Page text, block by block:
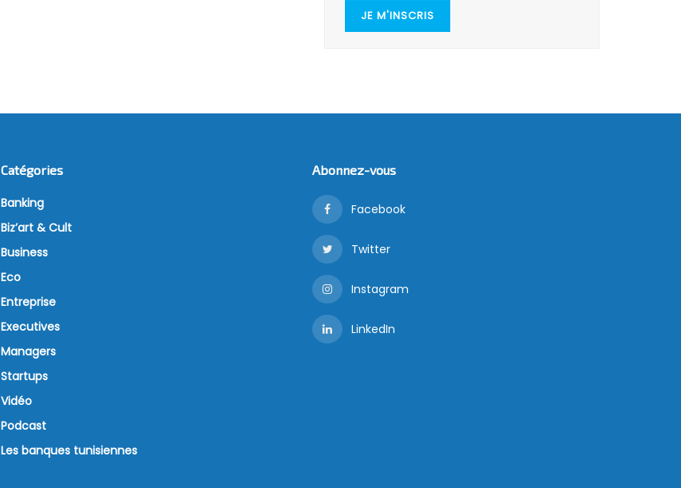
JE M'INSCRIS
Catégories
Banking
Biz’art & Cult
Business
Eco
Entreprise
Executives
Managers
Startups
Vidéo
Podcast
Les banques tunisiennes
Abonnez-vous
Facebook
Twitter
Instagram
LinkedIn